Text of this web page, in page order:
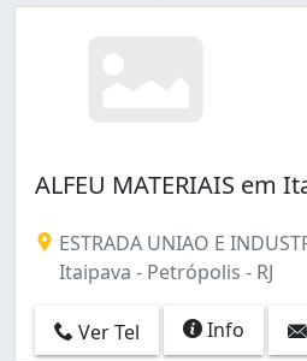
ALFEU MATERIAIS em
ESTRADA UNIAO E
Itaipava - Petrópolis - RJ
Ver Tel Info